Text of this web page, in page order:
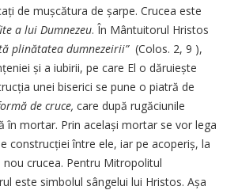
de mușcătura de șarpe. Crucea este
a lui Dumnezeu. În Mântuitorul Hristos
plinătatea dumnezeirii” (Colos. 2, 9 ),
și a iubirii, pe care El o dă­ruiește
unei biserici se pune o piatră de
de cruce, care după rugăciunile
în mortar. Prin același mortar se vor lega
construcției între ele, iar pe acoperiș, la
nou crucea. Pentru Mitropolitul
este simbolul sângelui lui Hristos. Așa